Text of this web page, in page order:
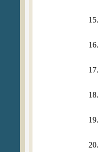
15.
16.
17.
18.
19.
20.